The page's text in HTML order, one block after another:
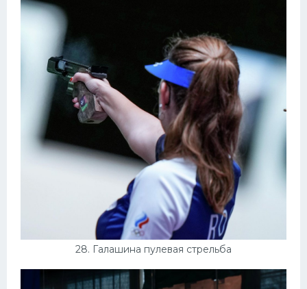
28. Галашина пулевая стрельба